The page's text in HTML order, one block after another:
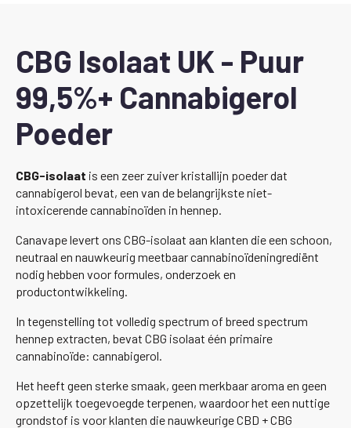
CBG Isolaat UK - Puur
99,5%+ Cannabigerol
Poeder
CBG-isolaat is een zeer zuiver kristallijn poeder dat
cannabigerol bevat, een van de belangrijkste niet-
intoxicerende cannabinoïden in hennep.
Canavape levert ons CBG-isolaat aan klanten die een schoon,
neutraal en nauwkeurig meetbaar cannabinoïdeningrediënt
nodig hebben voor formules, onderzoek en
productontwikkeling.
In tegenstelling tot volledig spectrum of breed spectrum
hennep extracten, bevat CBG isolaat één primaire
cannabinoïde: cannabigerol.
Het heeft geen sterke smaak, geen merkbaar aroma en geen
opzettelijk toegevoegde terpenen, waardoor het een nuttige
grondstof is voor klanten die nauwkeurige CBD + CBG